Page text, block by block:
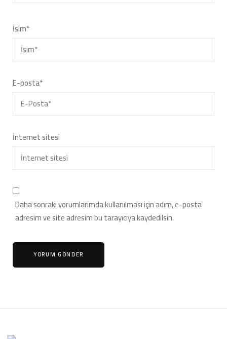
İsim*
E-posta*
İnternet sitesi
Daha sonraki yorumlarımda kullanılması için adım, e-posta
adresim ve site adresim bu tarayıcıya kaydedilsin.